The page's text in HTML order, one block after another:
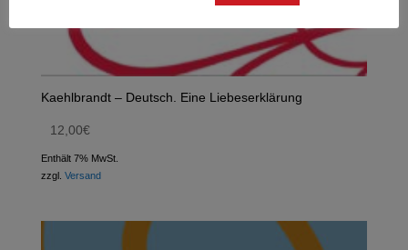
Kaehlbrandt – Deutsch. Eine Liebeserklärung
12,00€
Enthält 7% MwSt.
zzgl. Versand